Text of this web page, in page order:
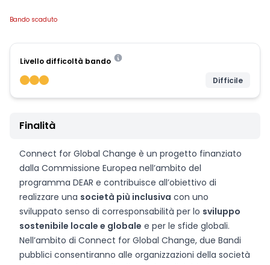
Bando scaduto
Livello difficoltà bando
Difficile
Finalità
Connect for Global Change è un progetto finanziato
dalla Commissione Europea nell’ambito del
programma DEAR e contribuisce all’obiettivo di
realizzare una società più inclusiva con uno
sviluppato senso di corresponsabilità per lo sviluppo
sostenibile locale e globale e per le sfide globali.
Nell’ambito di Connect for Global Change, due Bandi
pubblici consentiranno alle organizzazioni della società